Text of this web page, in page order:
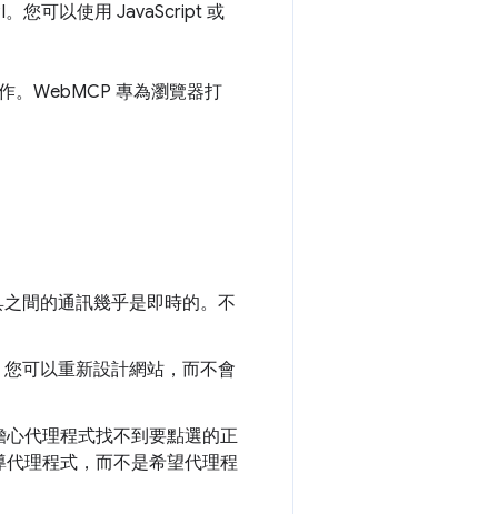
您可以使用 JavaScript 或
。WebMCP 專為瀏覽器打
間的通訊幾乎是即時的。不
可以重新設計網站，而不會
代理程式找不到要點選的正
理程式，而不是希望代理程